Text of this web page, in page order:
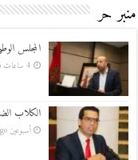
منبر حر
المجلس
4 ساعات ago
الكلاب
أسبوعين ago